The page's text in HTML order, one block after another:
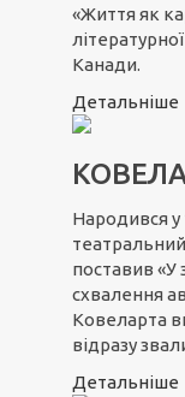
«Життя як
Канади.
Детальніше
Народився у
поставив «У
схвалення
Ковеларта
відразу
Детальніше